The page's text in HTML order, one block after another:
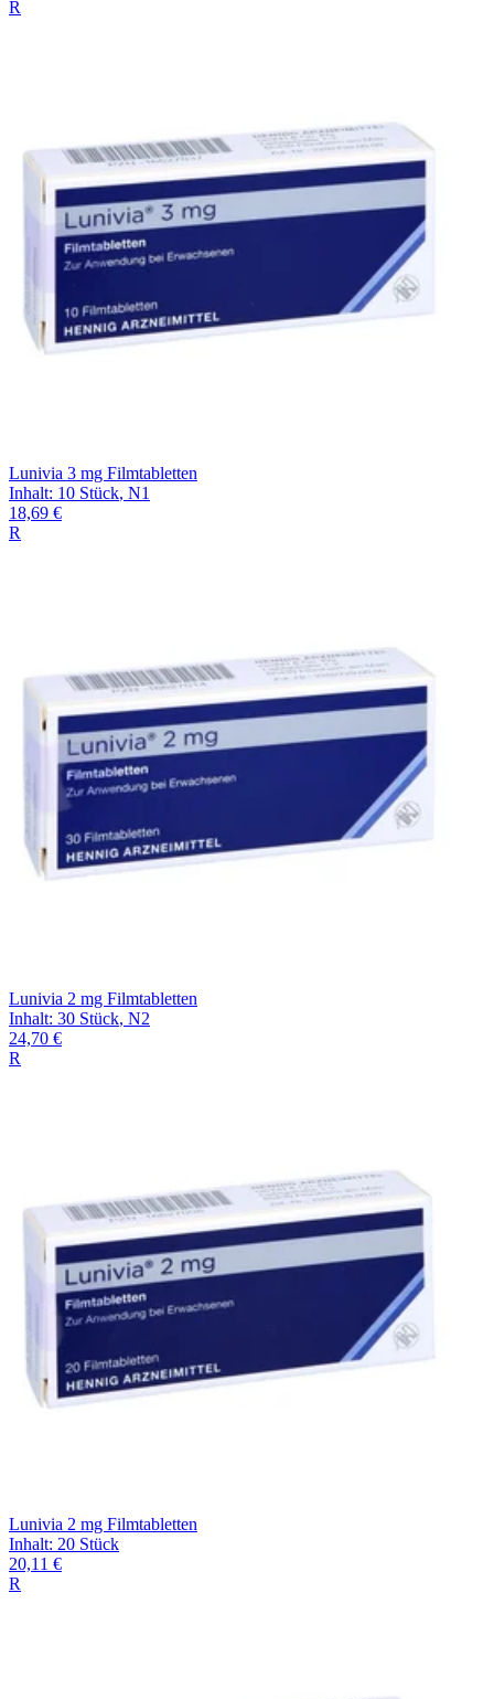
R
Lunivia 3 mg Filmtabletten
Inhalt: 10 Stück, N1
18,69 €
R
Lunivia 2 mg Filmtabletten
Inhalt: 30 Stück, N2
24,70 €
R
Lunivia 2 mg Filmtabletten
Inhalt: 20 Stück
20,11 €
R